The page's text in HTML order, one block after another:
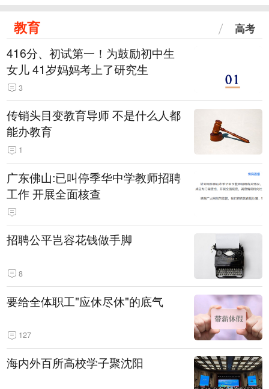
教育 高考
416分、初试第一！为鼓励初中生
女儿 41岁妈妈考上了研究生
3
传销头目变教育导师 不是什么人都
能办教育
1
广东佛山:已叫停季华中学教师招聘
工作 开展全面核查
招聘公平岂容花钱做手脚
8
要给全体职工"应休尽休"的底气
127
海内外百所高校学子聚沈阳